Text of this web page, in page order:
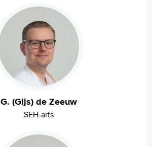
G. (Gijs) de Zeeuw
SEH-arts